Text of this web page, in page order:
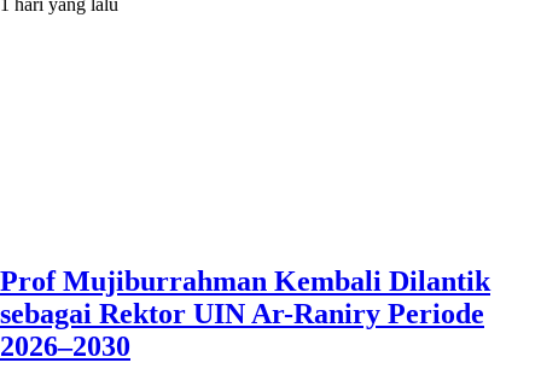
1 hari yang lalu
Prof Mujiburrahman Kembali Dilantik
sebagai Rektor UIN Ar-Raniry Periode
2026–2030